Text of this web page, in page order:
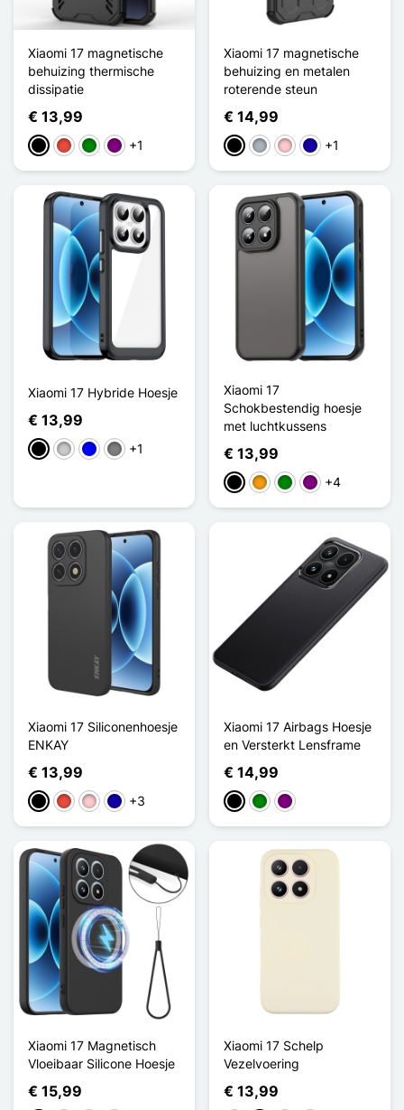
Xiaomi 17 magnetische
behuizing thermische
dissipatie
€ 13,99
ZwartRoodGroenPurper
+1
Xiaomi 17 magnetische
behuizing en metalen
roterende steun
€ 14,99
ZwartGrijsRozeDonkerblauw
+1
Xiaomi 17 Hybride Hoesje
€ 13,99
ZwartTransparant
BlauwGris Transparent
+1
Xiaomi 17
Schokbestendig hoesje
met luchtkussens
€ 13,99
ZwartOranjeGroenPurper
+4
Xiaomi 17 Siliconenhoesje
ENKAY
€ 13,99
ZwartRoodRozeDonkerblauw
+3
Xiaomi 17 Airbags Hoesje
en Versterkt Lensframe
€ 14,99
ZwartGroenPurper
Xiaomi 17 Magnetisch
Vloeibaar Silicone Hoesje
€ 15,99
Xiaomi 17 Schelp
Vezelvoering
€ 13,99